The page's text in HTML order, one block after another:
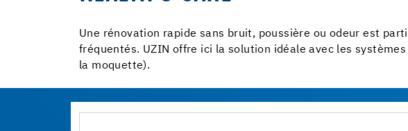
Une rénovation rapide sans bruit, poussière ou odeur est
fréquentés. UZIN offre ici la solution idéale avec les
la moquette).